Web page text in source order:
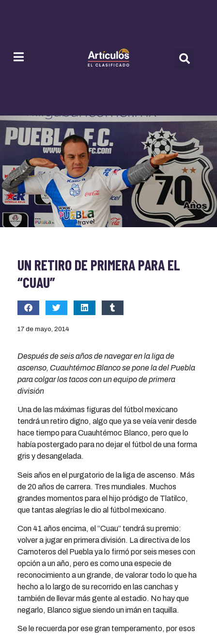
UN RETIRO DE PRIMERA PARA EL
“CUAU”
17 de mayo, 2014
Después de seis años de navegar en la liga de
ascenso, Cuauhtémoc Blanco se pone la del Puebla
para colgar los tacos con un equipo de primera
división
Una de las máximas figuras del fútbol mexicano
tendrá un retiro digno, algo que ya se veía venir desde
hace tiempo para Cuauhtémoc Blanco, pero que lo
había postergado para no dejar el fútbol de una forma
gris y desangelada.
Seis años en el purgatorio de la liga de ascenso. Más
de 20 años de carrera. Tres mundiales. Muchos
grandes momentos para el hijo pródigo de Tlatilco,
que tantas alegrías le dio al fútbol mexicano.
Con 41 años encima, el “Cuau” tendrá su premio:
volver a jugar en primera división. La directiva de los
Camoteros del Puebla ya lo firmó por seis meses con
opción a un año, pero es como una especie de
reconocimiento a un grande, de valorar todo lo que ha
hecho a lo largo de su recorrido en las canchas y
también de llevar más gente al estadio. No hay que
negarlo, Blanco sigue siendo un imán en taquilla.
Se le recuerda por ese gran temperamento, por esos